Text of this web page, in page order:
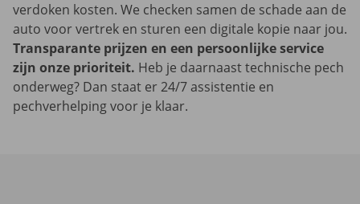
verdoken kosten. We checken samen de schade aan de
auto voor vertrek en sturen een digitale kopie naar jou.
Transparante prijzen en een persoonlijke service
zijn onze prioriteit. Heb je daarnaast technische pech
onderweg? Dan staat er 24/7 assistentie en
pechverhelping voor je klaar.